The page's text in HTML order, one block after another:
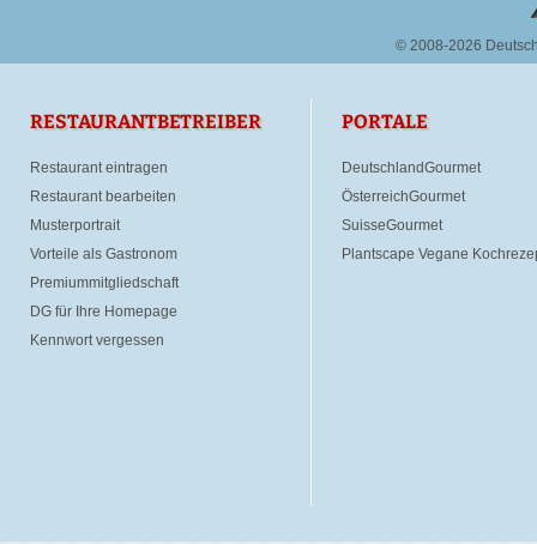
© 2008-2026
RESTAURANTBETREIBER
Restaurant eintragen
Restaurant bearbeiten
Musterportrait
Vorteile als Gastronom
Premiummitgliedschaft
DG für Ihre Homepage
Kennwort vergessen
PORTALE
DeutschlandGourmet
ÖsterreichGourmet
SuisseGourmet
Plantscape Vegane